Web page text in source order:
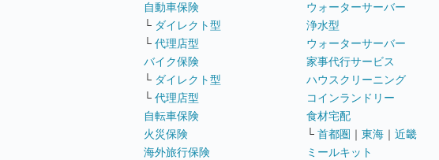
自動車保険
└ ダイレクト型
└ 代理店型
バイク保険
└ ダイレクト型
└ 代理店型
自転車保険
火災保険
海外旅行保険
ウォーターサーバー
浄水型
ウォーターサーバー
家事代行サービス
ハウスクリーニング
コインランドリー
食材宅配
└ 首都圏 ｜ 東海 ｜ 近畿
ミールキット